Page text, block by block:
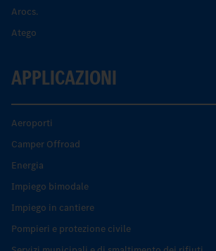
Arocs.
Atego
APPLICAZIONI
Aeroporti
Camper Offroad
Energia
Impiego bimodale
Impiego in cantiere
Pompieri e protezione civile